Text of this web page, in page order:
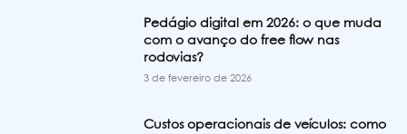
Pedágio digital em 2026: o que muda
com o avanço do free flow nas
rodovias?
3 de fevereiro de 2026
Custos operacionais de veículos: como